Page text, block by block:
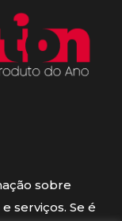
sobre
serviços. Se é